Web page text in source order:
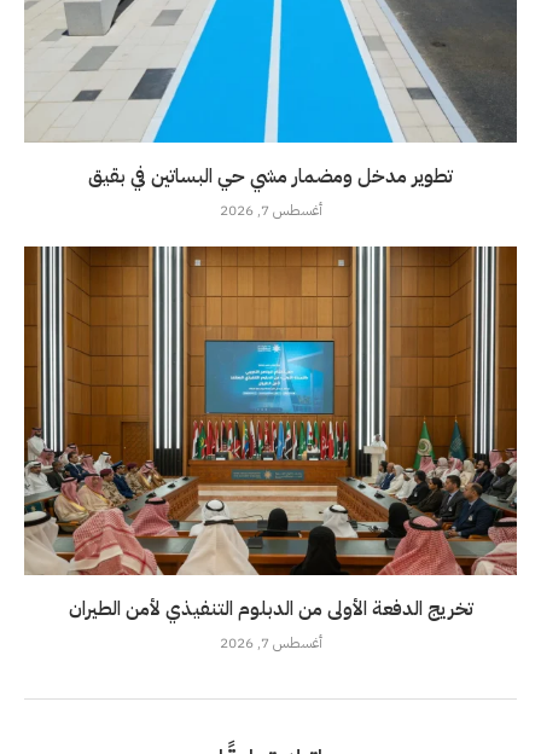
تطوير مدخل ومضمار مشي حي البساتين في بقيق
أغسطس 7, 2026
تخريج الدفعة الأولى من الدبلوم التنفيذي لأمن الطيران
أغسطس 7, 2026